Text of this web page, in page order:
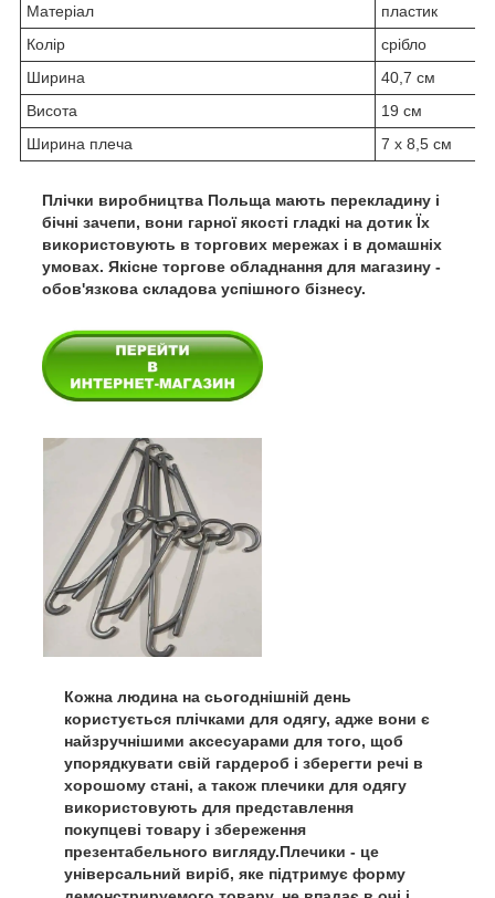
Матеріал
пластик
Колір
срібло
Ширина
40,7 см
Висота
19 см
Ширина плеча
7 х 8,5 см
Плічки виробництва Польща мають перекладину і
бічні зачепи, вони гарної якості гладкі на дотик Їх
використовують в торгових мережах і в домашніх
умовах. Якісне торгове обладнання для магазину -
обов'язкова складова успішного бізнесу.
Кожна людина на сьогоднішній день
користується плічками для одягу, адже вони є
найзручнішими аксесуарами для того, щоб
упорядкувати свій гардероб і зберегти речі в
хорошому стані, а також плечики для одягу
використовують для представлення
покупцеві товару і збереження
презентабельного вигляду.Плечики - це
універсальний виріб, яке підтримує форму